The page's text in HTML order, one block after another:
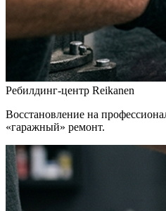
Ребилдинг-центр Reikanen
Восстановление на
«гаражный» ремонт.